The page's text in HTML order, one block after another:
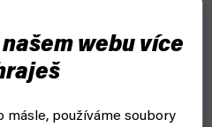
webu více
másle, používáme soubory